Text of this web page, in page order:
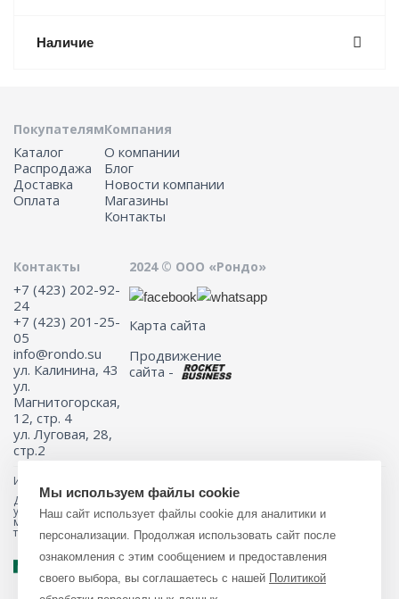
Наличие
Покупателям
Каталог
Распродажа
Доставка
Оплата
Компания
О компании
Блог
Новости компании
Магазины
Контакты
Контакты
+7 (423) 202-92-
24
+7 (423) 201-25-
05
info@rondo.su
ул. Калинина, 43
ул.
Магнитогорская,
12, стр. 4
ул. Луговая, 28,
стр.2
2024 © ООО «Рондо»
Карта сайта
Продвижение
сайта -
Информация на сайте не является публичной офертой.
Для получения подробной информации о наличии и стоимости
указанных товаров и (или) услуг, пожалуйста, обращайтесь к
менеджеру сайта с помощью специальной формы связи или по
телефону 8 (423) 201-25-05
Мы используем файлы cookie
Наш сайт использует файлы cookie для аналитики и
персонализации. Продолжая использовать сайт после
ознакомления с этим сообщением и предоставления
своего выбора, вы соглашаетесь с нашей Политикой